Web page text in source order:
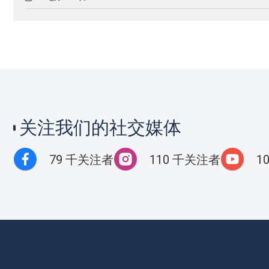
关注我们的社交媒体
79 千关注者 110 千关注者